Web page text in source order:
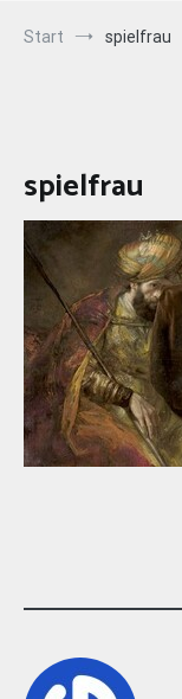
Start spielfrau
spielfrau